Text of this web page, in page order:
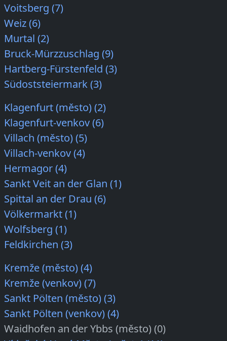
Voitsberg (7)
Weiz (6)
Murtal (2)
Bruck-Mürzzuschlag (9)
Hartberg-Fürstenfeld (3)
Südoststeiermark (3)
Klagenfurt (město) (2)
Klagenfurt-venkov (6)
Villach (město) (5)
Villach-venkov (4)
Hermagor (4)
Sankt Veit an der Glan (1)
Spittal an der Drau (6)
Völkermarkt (1)
Wolfsberg (1)
Feldkirchen (3)
Kremže (město) (4)
Kremže (venkov) (7)
Sankt Pölten (město) (3)
Sankt Pölten (venkov) (4)
Waidhofen an der Ybbs (město) (0)